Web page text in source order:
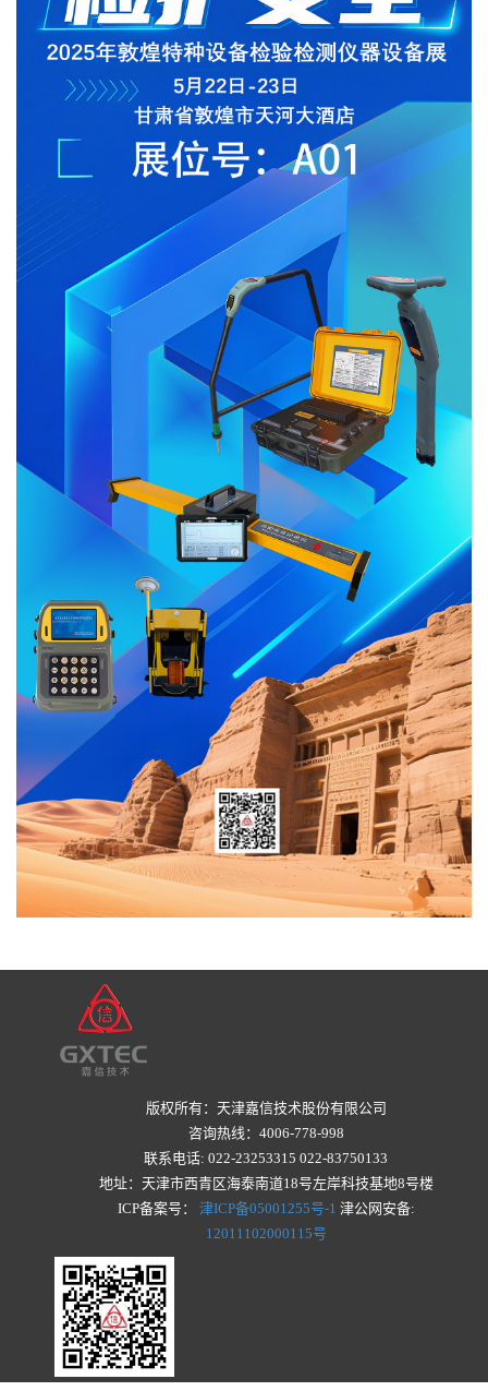
版权所有：天津嘉信技术股份有限公司
咨询热线：4006-778-998
联系电话: 022-23253315 022-83750133
地址：天津市西青区海泰南道18号左岸科技基地8号楼
ICP备案号： 津ICP备05001255号-1 津公网安备:
12011102000115号